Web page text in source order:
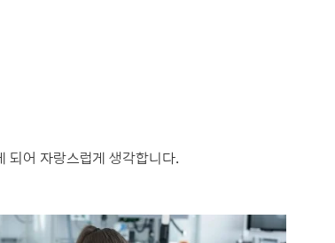
되어 자랑스럽게 생각합니다.